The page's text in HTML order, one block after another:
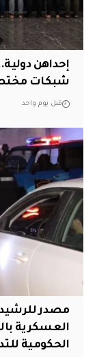
إحداهن
شبكات
قبل يوم واحد
مصدر
العسكرية
الحكومية